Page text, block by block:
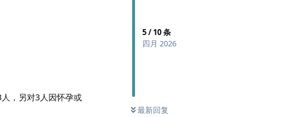
5/10条
四月 2026
最新回复
，另对3人因怀孕或